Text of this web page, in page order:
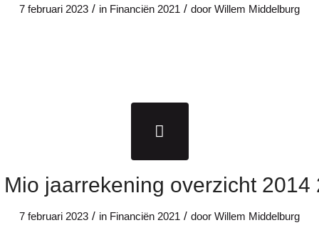
7 februari 2023 / in Financiën 2021 / door Willem Middelburg
jaarrekening overzicht 2014
7 februari 2023 / in Financiën 2021 / door Willem Middelburg